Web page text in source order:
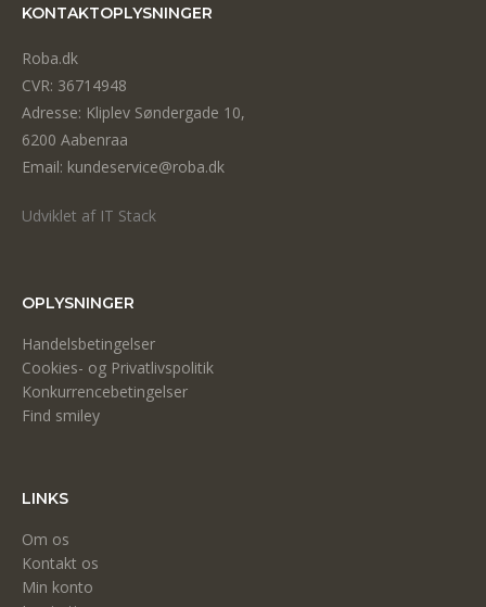
KONTAKTOPLYSNINGER
Roba.dk
CVR: 36714948
Adresse: Kliplev Søndergade 10,
6200 Aabenraa
Email: kundeservice@roba.dk
Udviklet af IT Stack
OPLYSNINGER
Handelsbetingelser
Cookies- og Privatlivspolitik
Konkurrencebetingelser
Find smiley
LINKS
Om os
Kontakt os
Min konto